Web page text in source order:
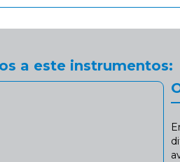
a este instrumentos: